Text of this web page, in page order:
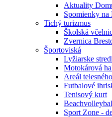
Aktuality
Spomienky na
Tichý turizmus
Školská
Zvernica
Športoviská
Lyžiarske
Motokárová
Areál
Futbalové
Tenisový kurt
Sport Zone -